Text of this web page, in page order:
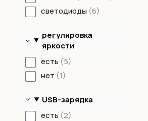
светодиоды 6
регулировка
яркости
есть 5
нет 1
USB-зарядка
есть 2